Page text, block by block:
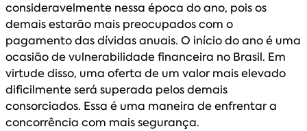
consideravelmente nessa época do ano, pois os
demais estarão mais preocupados com o
pagamento das dívidas anuais. O início do ano é uma
ocasião de vulnerabilidade financeira no Brasil. Em
virtude disso, uma oferta de um valor mais elevado
dificilmente será superada pelos demais
consorciados. Essa é uma maneira de enfrentar a
concorrência com mais segurança.